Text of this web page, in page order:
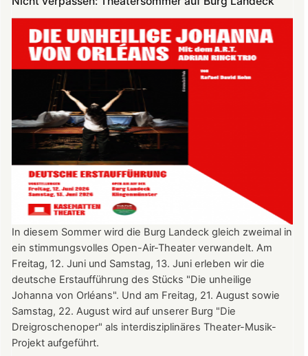
4.
2026
nach
Freiburg
In diesem Sommer wird die Burg Landeck gleich zweimal in
ein stimmungsvolles Open-Air-Theater verwandelt. Am
Freitag, 12. Juni und Samstag, 13. Juni erleben wir die
deutsche Erstaufführung des Stücks "Die unheilige
Johanna von Orléans". Und am Freitag, 21. August sowie
Samstag, 22. August wird auf unserer Burg "Die
Dreigroschenoper" als interdisziplinäres Theater-Musik-
Projekt aufgeführt.